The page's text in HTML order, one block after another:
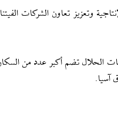
وتعزيز تعاون الشركات
الحلال تضم أكبر عدد من
آسيا.